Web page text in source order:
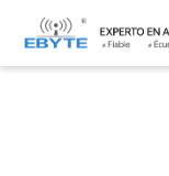
Home > Modem >